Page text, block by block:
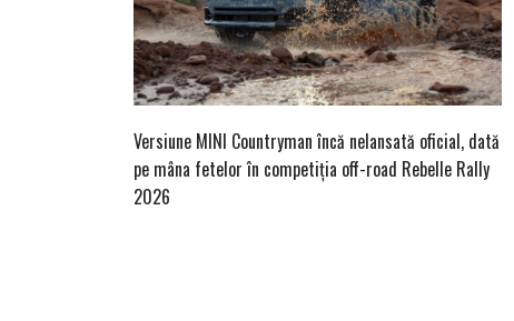
Versiune MINI Countryman încă nelansată oficial, dată
pe mâna fetelor în competiția off-road Rebelle Rally
2026